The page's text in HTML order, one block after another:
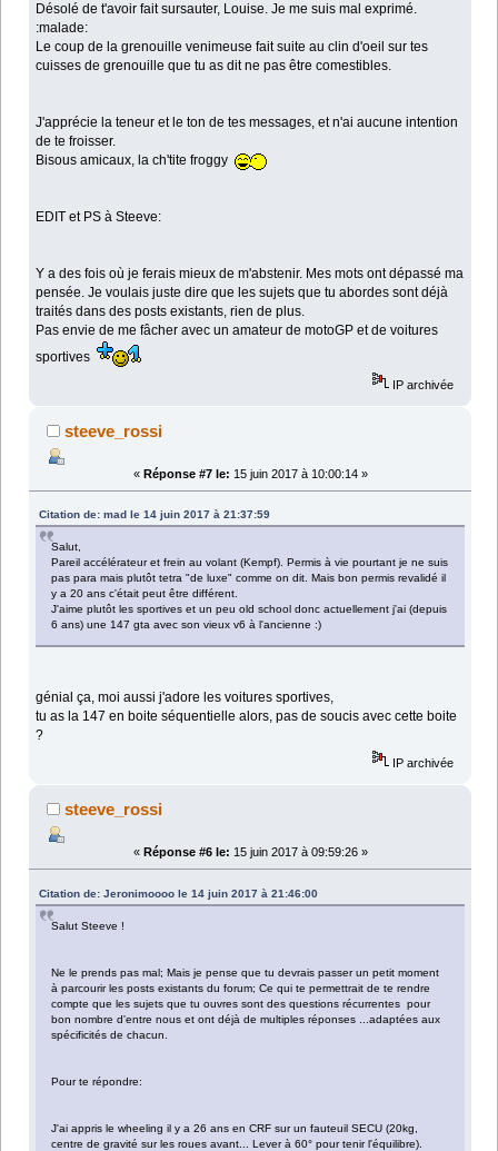
Désolé de t'avoir fait sursauter, Louise. Je me suis mal exprimé.
:malade:
Le coup de la grenouille venimeuse fait suite au clin d'oeil sur tes
cuisses de grenouille que tu as dit ne pas être comestibles.
J'apprécie la teneur et le ton de tes messages, et n'ai aucune intention
de te froisser.
Bisous amicaux, la ch'tite froggy
EDIT et PS à Steeve:
Y a des fois où je ferais mieux de m'abstenir. Mes mots ont dépassé ma
pensée. Je voulais juste dire que les sujets que tu abordes sont déjà
traités dans des posts existants, rien de plus.
Pas envie de me fâcher avec un amateur de motoGP et de voitures
sportives
IP archivée
steeve_rossi
« Réponse #7 le: 15 juin 2017 à 10:00:14 »
Citation de: mad le 14 juin 2017 à 21:37:59
Salut,
Pareil accélérateur et frein au volant (Kempf). Permis à vie pourtant je ne suis
pas para mais plutôt tetra "de luxe" comme on dit. Mais bon permis revalidé il
y a 20 ans c'était peut être différent.
J'aime plutôt les sportives et un peu old school donc actuellement j'ai (depuis
6 ans) une 147 gta avec son vieux v6 à l'ancienne :)
génial ça, moi aussi j'adore les voitures sportives,
tu as la 147 en boite séquentielle alors, pas de soucis avec cette boite
?
IP archivée
steeve_rossi
« Réponse #6 le: 15 juin 2017 à 09:59:26 »
Citation de: Jeronimoooo le 14 juin 2017 à 21:46:00
Salut Steeve !
Ne le prends pas mal; Mais je pense que tu devrais passer un petit moment
à parcourir les posts existants du forum; Ce qui te permettrait de te rendre
compte que les sujets que tu ouvres sont des questions récurrentes pour
bon nombre d'entre nous et ont déjà de multiples réponses ...adaptées aux
spécificités de chacun.
Pour te répondre:
J'ai appris le wheeling il y a 26 ans en CRF sur un fauteuil SECU (20kg,
centre de gravité sur les roues avant... Lever à 60° pour tenir l'équilibre).